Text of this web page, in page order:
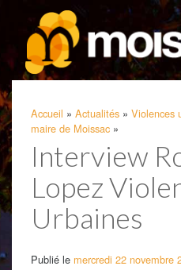
Accueil » Actualités » Violences
maire de Moissac »
Interview
Lopez
Urbaines
Publié le mercredi 22 novembre